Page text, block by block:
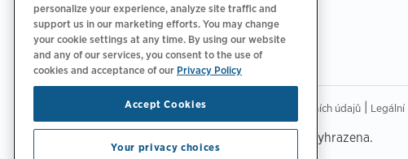
Trust Center
Zásady ochrany osobních údajů| Možnosti ochrany osobních údajů| Legální|
Copyright © 2026 ChargePoint, Inc. Všechna práva vyhrazena.
personalize your experience, analyze site traffic and
support us in our marketing efforts. You may change
your cookie settings at any time. By using our website
and any of our services, you consent to the use of
cookies and acceptance of our Privacy Policy
Accept Cookies
Your privacy choices